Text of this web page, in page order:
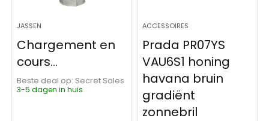
JASSEN
Chargement en
cours…
Beste deal op:
Secret Sales
3-5 dagen in huis
ACCESSOIRES
Prada PR07YS
VAU6S1 honing
havana bruin
gradiënt
zonnebril